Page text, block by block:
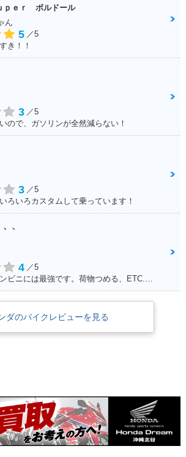
ｐｅｒ ボルドール
ん
5 ／5
き！！
3 ／5
ので、ガソリンが全然減らない！
3 ／5
ろいろカスタムして乗っています！
、
4 ／5
満足ポイント:通勤とコンビニには最強です。荷物つめる、ETC.車載カメラ、ロングスクリーンでした。平和な日本を肌で感じることできます。 けれど、、、
ダのバイクレビューを見る